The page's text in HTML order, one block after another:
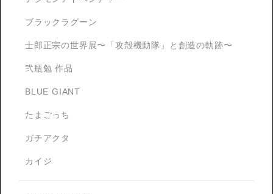
ブラックラグーン
士郎正宗の世界展〜「攻殻機動隊」と創造の軌跡〜
弐瓶勉 作品
BLUE GIANT
たまごっち
ガチアクタ
カイジ